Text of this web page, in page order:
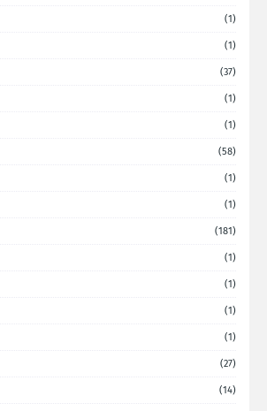
(1)
(1)
(37)
(1)
(1)
(58)
(1)
(1)
(181)
(1)
(1)
(1)
(1)
(27)
(14)